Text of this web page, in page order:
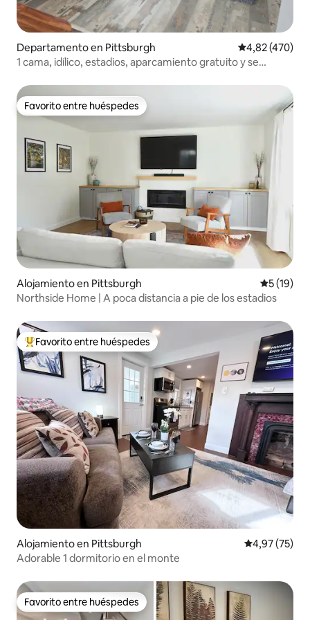
Departamento en Pittsburgh Calificación
4,82 (470)
1 cama, idílico, estadios, aparcamiento gratuito y se
Favorito entre huéspedes
Favorito entre huéspedes
Alojamiento en Pittsburgh
5 (19)
Northside Home | A poca distancia a pie de los estadios
Favorito entre los huéspedes más destacados
Favorito entre huéspedes
Alojamiento en Pittsburgh Calificación
4,97 (75)
Adorable 1 dormitorio en el monte
Favorito entre huéspedes
Favorito entre huéspedes